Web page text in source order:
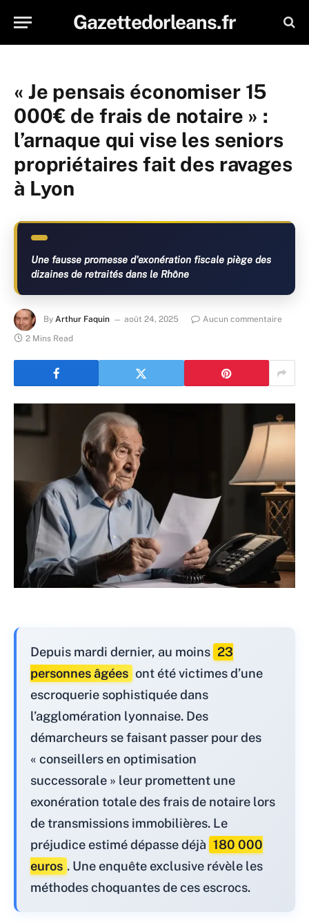
Gazettedorleans.fr
« Je pensais économiser 15
000€ de frais de notaire » :
l’arnaque qui vise les seniors
propriétaires fait des ravages
à Lyon
Une fausse promesse d'exonération fiscale piège des
dizaines de retraités dans le Rhône
By Arthur Faquin août 24, 2025
Aucun commentaire
2 Mins Read
Depuis mardi dernier, au moins 23
personnes âgées ont été victimes d’une
escroquerie sophistiquée dans
l’agglomération lyonnaise. Des
démarcheurs se faisant passer pour des
« conseillers en optimisation
successorale » leur promettent une
exonération totale des frais de notaire lors
de transmissions immobilières. Le
préjudice estimé dépasse déjà 180 000
euros . Une enquête exclusive révèle les
méthodes choquantes de ces escrocs.